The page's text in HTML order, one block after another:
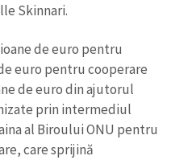
Skinnari.
de euro pentru
euro pentru cooperare
de euro din ajutorul
prin intermediul
al Biroului ONU pentru
care sprijină